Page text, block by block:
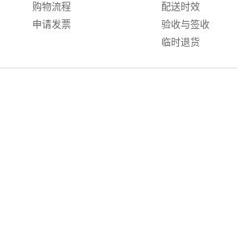
购物流程
申请发票
配送时效
验收与签收
临时退货